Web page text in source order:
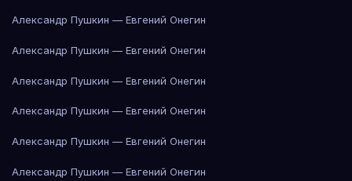
Александр Пушкин — Евгений Онегин
Александр Пушкин — Евгений Онегин
Александр Пушкин — Евгений Онегин
Александр Пушкин — Евгений Онегин
Александр Пушкин — Евгений Онегин
Александр Пушкин — Евгений Онегин